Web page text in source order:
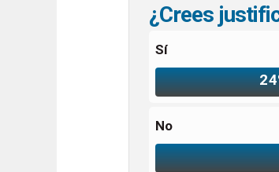
¿Crees
Sí
No